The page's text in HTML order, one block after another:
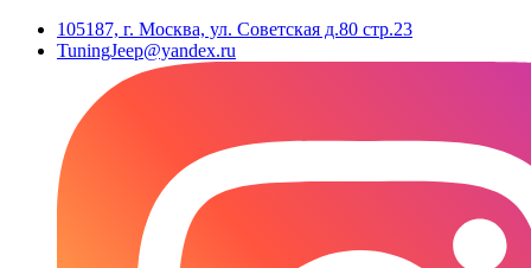
105187, г. Москва, ул. Советская д.80 стр.23
TuningJeep@yandex.ru